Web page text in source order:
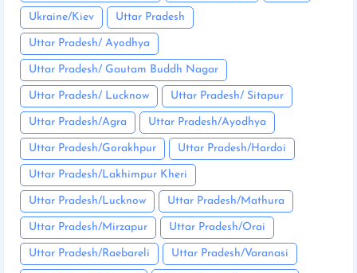
Ukraine/Kiev Uttar Pradesh
Uttar Pradesh/ Ayodhya
Uttar Pradesh/ Gautam Buddh Nagar
Uttar Pradesh/ Lucknow Uttar Pradesh/ Sitapur
Uttar Pradesh/Agra Uttar Pradesh/Ayodhya
Uttar Pradesh/Gorakhpur Uttar Pradesh/Hardoi
Uttar Pradesh/Lakhimpur Kheri
Uttar Pradesh/Lucknow Uttar Pradesh/Mathura
Uttar Pradesh/Mirzapur Uttar Pradesh/Orai
Uttar Pradesh/Raebareli Uttar Pradesh/Varanasi